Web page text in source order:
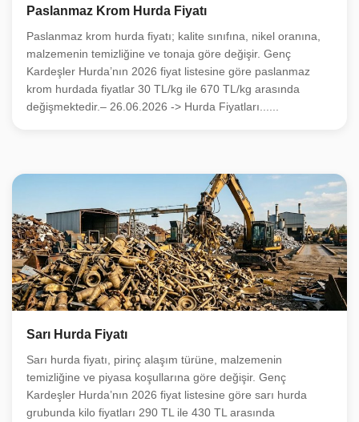
Paslanmaz Krom Hurda Fiyatı
Paslanmaz krom hurda fiyatı; kalite sınıfına, nikel oranına,
malzemenin temizliğine ve tonaja göre değişir. Genç
Kardeşler Hurda’nın 2026 fiyat listesine göre paslanmaz
krom hurdada fiyatlar 30 TL/kg ile 670 TL/kg arasında
değişmektedir.– 26.06.2026 -> Hurda Fiyatları......
Sarı Hurda Fiyatı
Sarı hurda fiyatı, pirinç alaşım türüne, malzemenin
temizliğine ve piyasa koşullarına göre değişir. Genç
Kardeşler Hurda’nın 2026 fiyat listesine göre sarı hurda
grubunda kilo fiyatları 290 TL ile 430 TL arasında